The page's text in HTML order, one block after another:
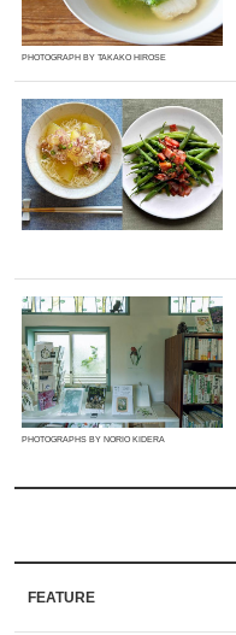
PHOTOGRAPH BY TAKAKO HIROSE
PHOTOGRAPHS BY NORIO KIDERA
FEATURE